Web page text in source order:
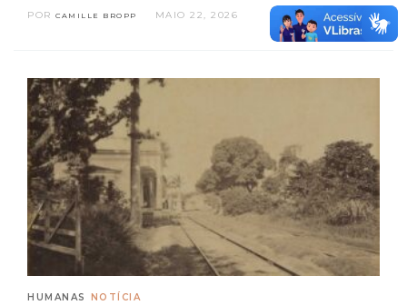
POR CAMILLE BROPP MAIO 22, 2026
HUMANAS NOTÍCIA